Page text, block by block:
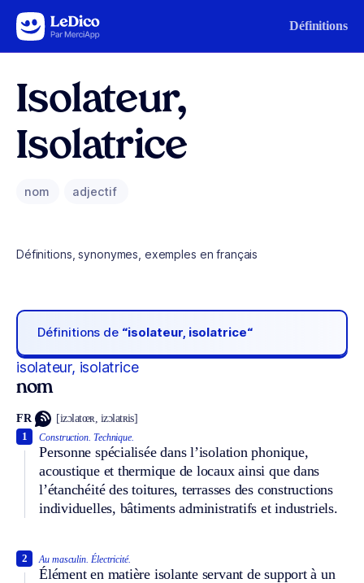
Aller au contenu Définitions
Isolateur,
Isolatrice
nom adjectif
Définitions, synonymes, exemples en français
Définitions de “isolateur, isolatrice“
isolateur, isolatrice
nom
FR [izɔlatœʀ, izɔlatʀis]
Construction. Technique.
Personne spécialisée dans l’isolation phonique,
acoustique et thermique de locaux ainsi que dans
l’étanchéité des toitures, terrasses des constructions
individuelles, bâtiments administratifs et industriels.
1
Au masculin. Électricité.
Élément en matière isolante servant de support à un
2